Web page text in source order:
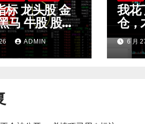
标 龙头股 金
马 牛股 股票
ADMIN
我花
仓，
荡交
公开
6 月